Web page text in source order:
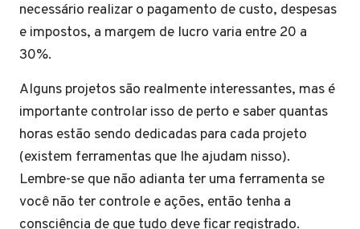
necessário realizar o pagamento de custo, despesas
e impostos, a margem de lucro varia entre 20 a
30%.
Alguns projetos são realmente interessantes, mas é
importante controlar isso de perto e saber quantas
horas estão sendo dedicadas para cada projeto
(existem ferramentas que lhe ajudam nisso).
Lembre-se que não adianta ter uma ferramenta se
você não ter controle e ações, então tenha a
consciência de que tudo deve ficar registrado.